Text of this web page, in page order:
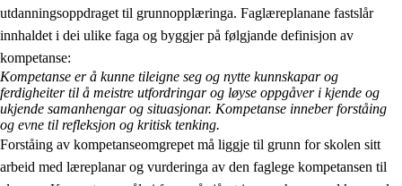
2. Prinsipp for læring, utvikling og danning
2.1 Sosial læring og utvikling
2.2 Kompetanse i faga
utdanningsoppdraget til grunnopplæringa. Faglæreplanane fastslår
innhaldet i dei ulike faga og byggjer på følgjande definisjon av
kompetanse:
Kompetanse er å kunne tileigne seg og nytte kunnskapar og
ferdigheiter til å meistre utfordringar og løyse oppgåver i kjende og
ukjende samanhengar og situasjonar. Kompetanse inneber forståing
og evne til refleksjon og kritisk tenking.
Forståing av kompetanseomgrepet må liggje til grunn for skolen sitt
arbeid med læreplanar og vurderinga av den faglege kompetansen til